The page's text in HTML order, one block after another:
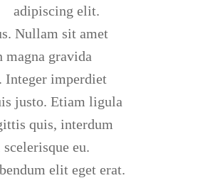
adipiscing elit.
Nullam sit amet
magna gravida
Integer imperdiet
justo. Etiam ligula
quis, interdum
eu.
elit eget erat.